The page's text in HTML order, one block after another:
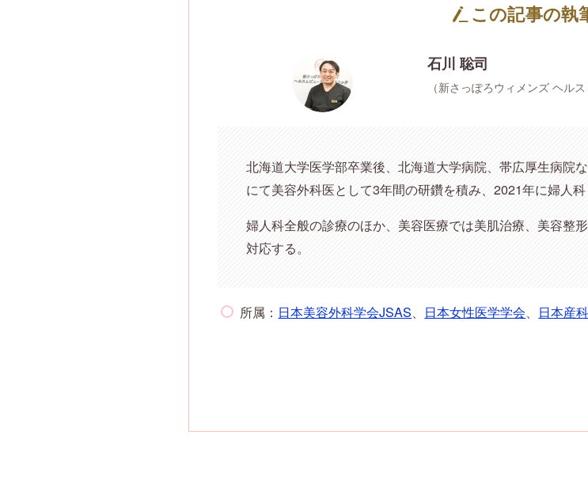
この記事の執
石川 聡司
（新さっぽろウィメンズ ヘル
北海道大学医学部卒業後、北海道大学病院、帯広厚生病院
にて美容外科医として3年間の研鑽を積み、2021年に婦人
婦人科全般の診療のほか、美容医療では美肌治療、美容整
対応する。
所属： 日本美容外科学会JSAS、 日本女性医学学会、 日本産